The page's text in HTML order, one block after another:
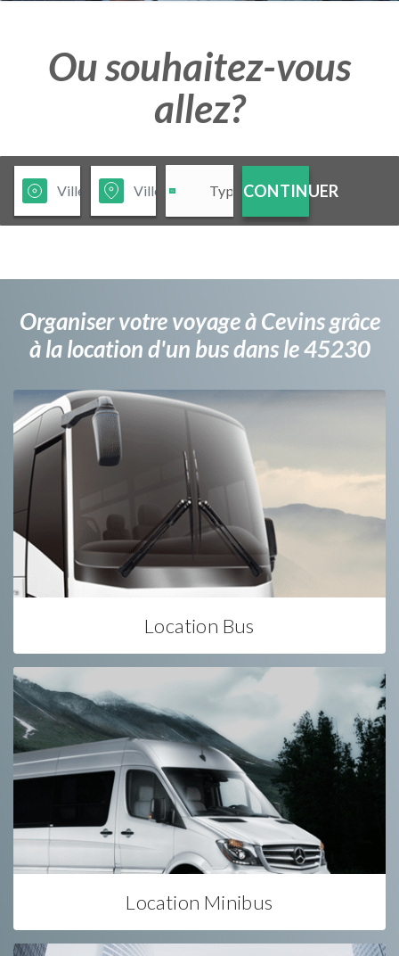
Ou souhaitez-vous
allez?
CONTINUER
Organiser votre voyage à Cevins grâce
à la location d'un bus dans le 45230
Location Bus
Location Minibus